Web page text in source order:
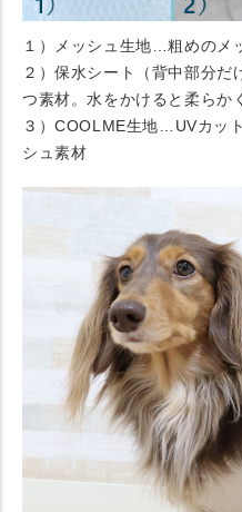
１）メッシュ生地…粗めのメ
２）保水シート（背中部分
つ素材。水をかけると柔らか
３）COOLME生地…UVカッ
シュ素材